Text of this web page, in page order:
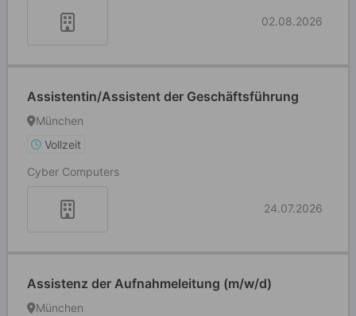
02.08.2026
Assistentin/Assistent der Geschäftsführung
München
Vollzeit
Cyber Computers
24.07.2026
Assistenz der Aufnahmeleitung (m/w/d)
München